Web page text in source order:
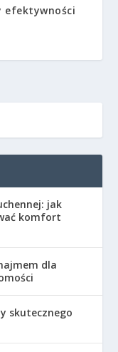
efektywności
jak
komfort
dla
skutecznego